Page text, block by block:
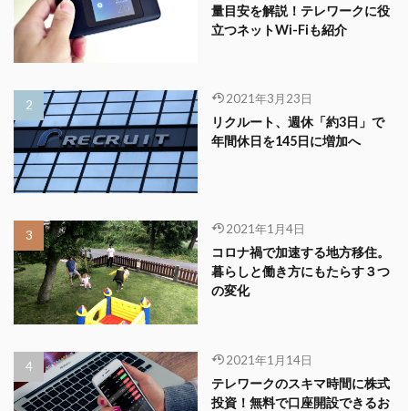
量目安を解説！テレワークに役
立つネットWi-Fiも紹介
2021年3月23日
リクルート、週休「約3日」で
年間休日を145日に増加へ
2021年1月4日
コロナ禍で加速する地方移住。
暮らしと働き方にもたらす３つ
の変化
2021年1月14日
テレワークのスキマ時間に株式
投資！無料で口座開設できるお